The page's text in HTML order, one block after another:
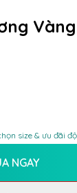
size & ưu đãi
NGAY